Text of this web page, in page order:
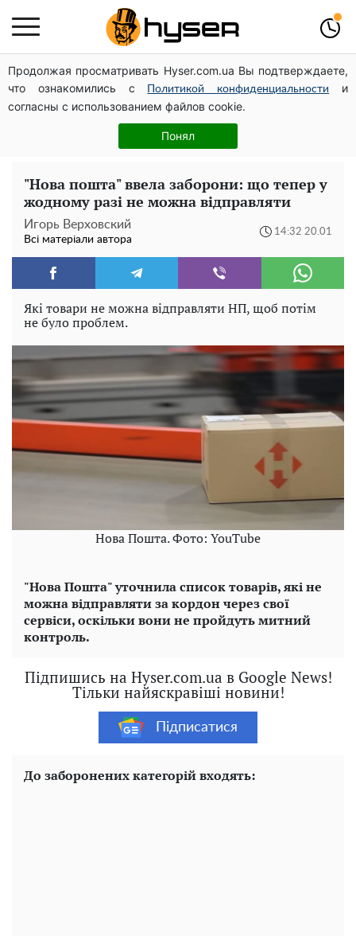
Продолжая просматривать Hyser.com.ua Вы подтверждаете,
что ознакомились с
Политикой конфиденциальности
и
согласны с использованием файлов cookie.
Понял
Дрони із націнкою: Олександр Конотопський вивів
мільйони оборонного бюджету через фіктивну фірму в
Естонії
Олена Тополя злив відео – це далеко не все: фронтмен
"Антитіла" Тарас Тополя став наступним
"Нова пошта" ввела заборони: що тепер у
жодному разі не можна відправляти
Игорь Верховский
Всі матеріали автора
14:32 20.01
Які товари не можна відправляти НП, щоб потім
не було проблем.
Нова Пошта. Фото: YouTube
"Нова Пошта" уточнила список товарів, які не
можна відправляти за кордон через свої
сервіси, оскільки вони не пройдуть митний
контроль.
Підпишись на Hyser.com.ua в Google News!
Тільки найяскравіші новини!
Підписатися
До заборонених категорій входять: